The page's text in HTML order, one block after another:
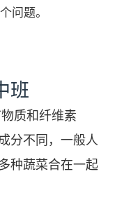
问题。
班
质和纤维素
分不同，一般人
种蔬菜合在一起